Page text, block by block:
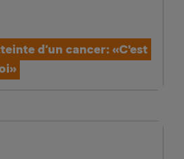
d’un cancer: «C'est